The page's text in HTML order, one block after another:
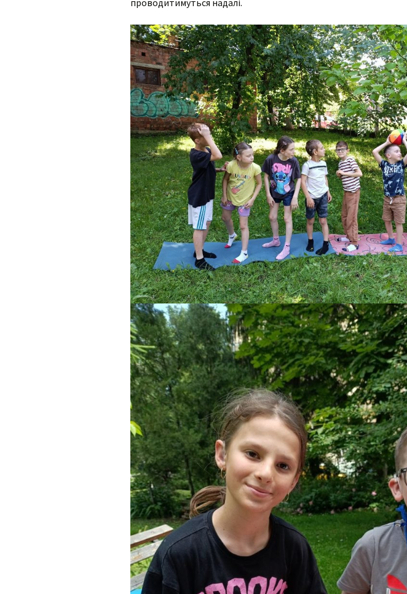
порушеннями
МО вчителів трудового
навчання,
образотворчого
мистецтва та фізичного
виховання
МО вчителів і
вихователів початкових
класів
Методичне об’єднання
педагогів з навчання і
виховання учнів
початкових класів з
порушеннями
інтелектуального
розвитку
проводитимуться надалі.